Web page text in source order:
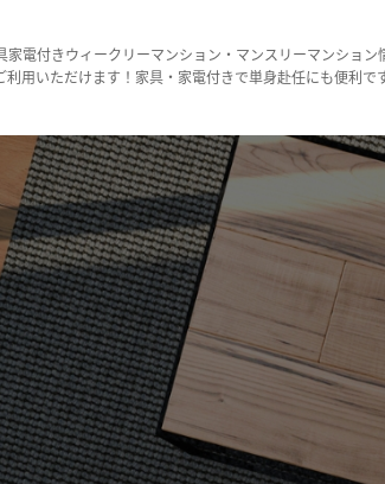
家電付きウィークリーマンション・マンスリーマンショ
利用いただけます！家具・家電付きで単身赴任にも便利です